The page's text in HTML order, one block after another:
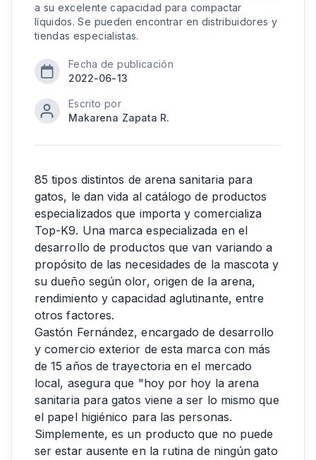
a su excelente capacidad para compactar
líquidos. Se pueden encontrar en distribuidores y
tiendas especialistas.
Fecha de publicación
2022-06-13
Escrito por
Makarena Zapata R.
85 tipos distintos de arena sanitaria para
gatos, le dan vida al catálogo de productos
especializados que importa y comercializa
Top-K9. Una marca especializada en el
desarrollo de productos que van variando a
propósito de las necesidades de la mascota y
su dueño según olor, origen de la arena,
rendimiento y capacidad aglutinante, entre
otros factores.
Gastón Fernández, encargado de desarrollo
y comercio exterior de esta marca con más
de 15 años de trayectoria en el mercado
local, asegura que "hoy por hoy la arena
sanitaria para gatos viene a ser lo mismo que
el papel higiénico para las personas.
Simplemente, es un producto que no puede
ser estar ausente en la rutina de ningún gato